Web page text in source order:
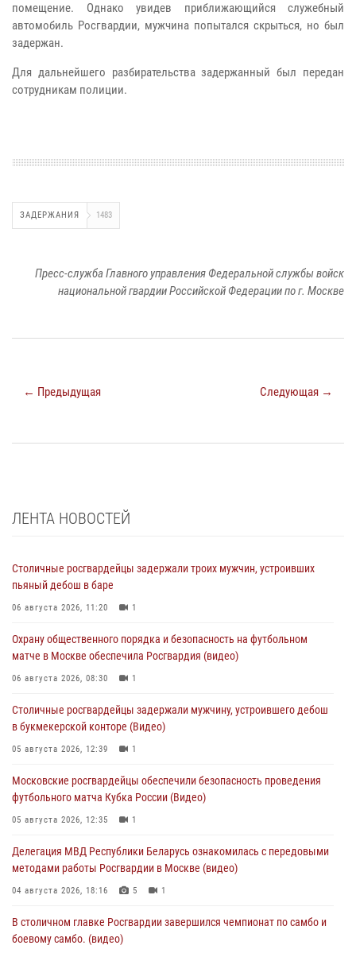
помещение. Однако увидев приближающийся служебный
автомобиль Росгвардии, мужчина попытался скрыться, но был
задержан.
Для дальнейшего разбирательства задержанный был передан
сотрудникам полиции.
ЗАДЕРЖАНИЯ 1483
Пресс-служба Главного управления Федеральной службы войск
национальной гвардии Российской Федерации по г. Москве
← Предыдущая Следующая →
ЛЕНТА НОВОСТЕЙ
Столичные росгвардейцы задержали троих мужчин, устроивших
пьяный дебош в баре
06 августа 2026, 11:20 1
Охрану общественного порядка и безопасность на футбольном
матче в Москве обеспечила Росгвардия (видео)
06 августа 2026, 08:30 1
Столичные росгвардейцы задержали мужчину, устроившего дебош
в букмекерской конторе (Видео)
05 августа 2026, 12:39 1
Московские росгвардейцы обеспечили безопасность проведения
футбольного матча Кубка России (Видео)
05 августа 2026, 12:35 1
Делегация МВД Республики Беларусь ознакомилась с передовыми
методами работы Росгвардии в Москве (видео)
04 августа 2026, 18:16 5 1
В столичном главке Росгвардии завершился чемпионат по самбо и
боевому самбо. (видео)